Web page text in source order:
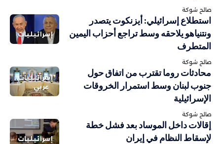
صالح شوكة
إسرائيليات
استطلاع إسرائيلي: أيزنكوت يتصدر
ونتنياهو يلاحقه وسط تراجع أحزاب اليمين
المتطرف
صالح شوكة
إسرائيليات
عربي
محادثات روما تقترب من اتفاق حول
جنوب لبنان وسط استمرار الخروقات
الإسرائيلية
صالح شوكة
إسرائيليات
إقالات داخل الموساد بعد فشل خطة
لإسقاط النظام في إيران